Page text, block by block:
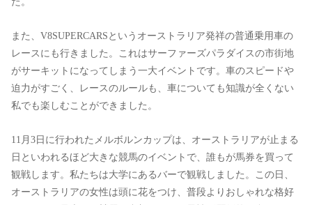
また、V8SUPERCARSというオーストラリア発祥の普通乗用車の
レースにも行きました。これはサーファーズパラダイスの市街地
がサーキットになってしまう一大イベントです。車のスピードや
迫力がすごく、レースのルールも、車についても知識が全くない
私でも楽しむことができました。
11月3日に行われたメルボルンカップは、オーストラリアが止まる
日といわれるほど大きな競馬のイベントで、誰もが馬券を買って
観戦します。私たちは大学にあるバーで観戦しました。この日、
オーストラリアの女性は頭に花をつけ、普段よりおしゃれな格好